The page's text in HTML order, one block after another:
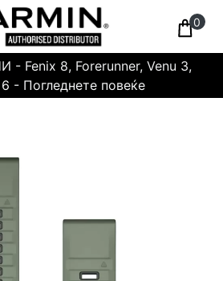
0
Fenix 8, Forerunner, Venu 3,
- Погледнете повеќе